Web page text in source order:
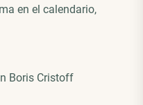
en el calendario,
Boris Cristoff